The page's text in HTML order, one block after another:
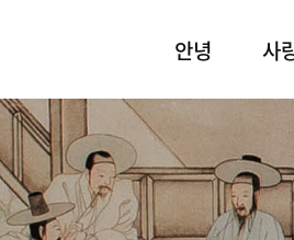
안녕 사